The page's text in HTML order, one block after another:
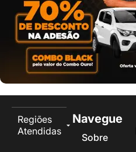
Regiões
Atendidas
Navegue
Sobre